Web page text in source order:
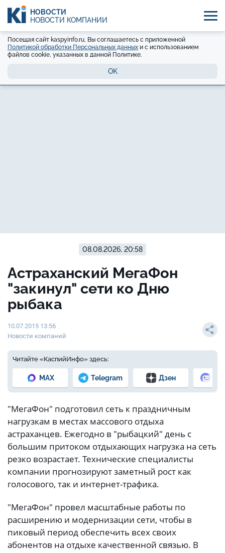
НОВОСТИ
НОВОСТИ КОМПАНИЙ
Посещая сайт kaspyinfo.ru, Вы соглашаетесь с приложенной
Политикой обработки Персональных данных и с использованием
файлов cookie, указанных в данной Политике.
OK
08.08.2026, 20:58
Астраханский МегаФон
"закинул" сети ко Дню
рыбака
10.07.2015 13:56
Новости компаний
Читайте «КаспийИнфо» здесь:
MAX Telegram Дзен
"МегаФон" подготовил сеть к праздничным
нагрузкам в местах массового отдыха
астраханцев. Ежегодно в "рыбацкий" день с
большим притоком отдыхающих нагрузка на сеть
резко возрастает. Технические специалисты
компании прогнозируют заметный рост как
голосового, так и интернет-трафика.
"МегаФон" провел масштабные работы по
расширению и модернизации сети, чтобы в
пиковый период обеспечить всех своих
абонентов на отдыхе качественной связью. В